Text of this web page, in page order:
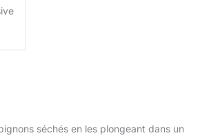
séchés en les plongeant dans un